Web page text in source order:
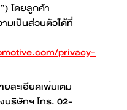
โดยลูกค้า
มเป็นส่วนตัวได้ที่
privacy-
ละเอียดเพิ่มเติม
ริษัทฯ โทร. 02-